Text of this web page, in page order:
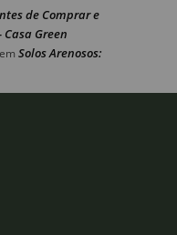
de Comprar e
Green
em Solos Arenosos: